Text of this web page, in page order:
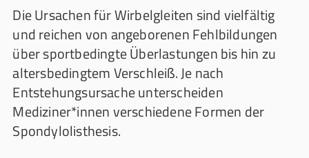
Die Ursachen für Wirbelgleiten sind vielfältig
und reichen von angeborenen Fehlbildungen
über sportbedingte Überlastungen bis hin zu
altersbedingtem Verschleiß. Je nach
Entstehungsursache unterscheiden
Mediziner*innen verschiedene Formen der
Spondylolisthesis.